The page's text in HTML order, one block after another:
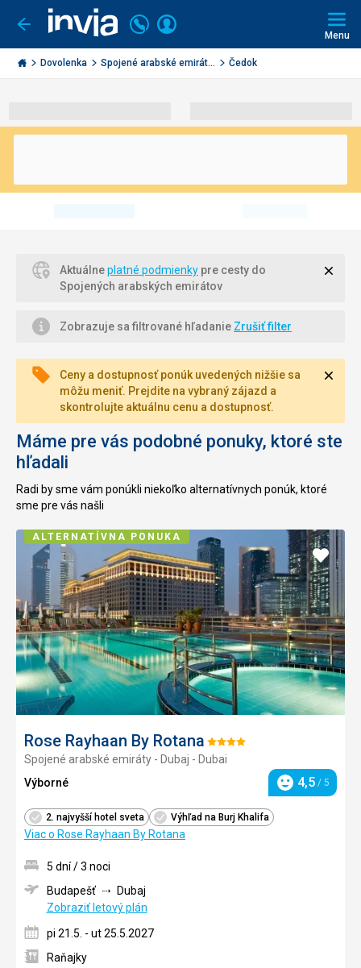
Ísť
späť
Invia.sk
Volajte
+421
2
3221
Prihlásiť
Menu
Dovolenka Spojené arabské emirát... Čedok
Aktuálneplatné podmienky pre cesty do
Spojených arabských emirátov
Zobrazuje sa filtrované hľadanie Zrušiť filter
Ceny a dostupnosť ponúk uvedených nižšie sa
môžu meniť. Prejdite na vybraný zájazd a
skontrolujte aktuálnu cenu a dostupnosť.
Máme pre vás podobné ponuky, ktoré ste
hľadali
Radi by sme vám ponúkli niekoľko alternatívnych ponúk, ktoré
sme pre vás našli
Rose Rayhaan By Rotana Hodnotenie:
4/5
Spojené arabské emiráty - Dubaj - Dubai
Výborné
Hodnotenie
4,5 / 5
2. najvyšší hotel sveta Výhľad na Burj Khalifa
Viac o Rose Rayhaan By Rotana
Pridať
do
5 dní / 3 noci
Budapešť
Dubaj
Zobraziť letový plán
pi 21.5. - ut 25.5.2027
Raňajky
ALTERNATÍVNA PONUKA